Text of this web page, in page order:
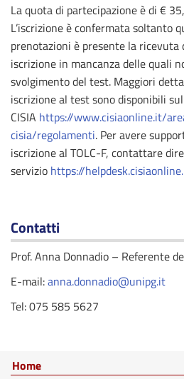
La quota di partecipazione è di €
L’iscrizione è confermata soltanto
prenotazioni è presente la
iscrizione in mancanza delle quali
svolgimento del test. Maggiori
iscrizione al test sono disponibili
CISIA https://www.cisiaonline.it/
cisia/regolamenti. Per avere
iscrizione al TOLC-F, contattare
servizio https://
Contatti
Prof. Anna Donnadio – Referente
E-mail:anna.donnadio@unipg.it
Tel: 075 585 5627
Home